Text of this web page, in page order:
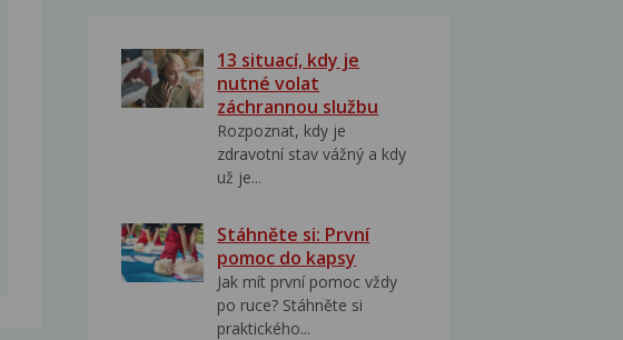
13 situací, kdy je
nutné volat
záchrannou službu
Rozpoznat, kdy je
zdravotní stav vážný a kdy
už je...
Stáhněte si: První
pomoc do kapsy
Jak mít první pomoc vždy
po ruce? Stáhněte si
praktického...